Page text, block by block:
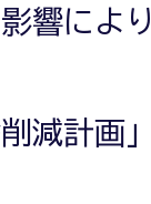
響によ
減計画